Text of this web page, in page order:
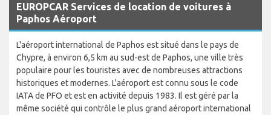
EUROPCAR Services de location de voitures à
Paphos Aéroport
L'aéroport international de Paphos est situé dans le pays de
Chypre, à environ 6,5 km au sud-est de Paphos, une ville très
populaire pour les touristes avec de nombreuses attractions
historiques et modernes. L'aéroport est connu sous le code
IATA de PFO et est en activité depuis 1983. Il est géré par la
même société qui contrôle le plus grand aéroport international